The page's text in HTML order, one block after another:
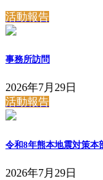
活動報告
事務所訪問
2026年7月29日
活動報告
令和8年熊本地震対策本
2026年7月29日